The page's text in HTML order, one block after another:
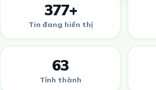
377+
Tin đang hiển thị
63
Tỉnh thành